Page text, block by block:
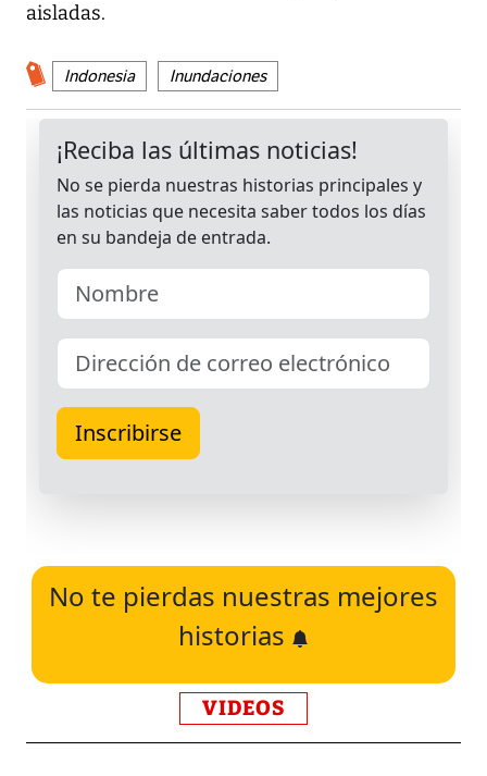
aisladas.
Indonesia Inundaciones
No te pierdas nuestras mejores
historias
VIDEOS